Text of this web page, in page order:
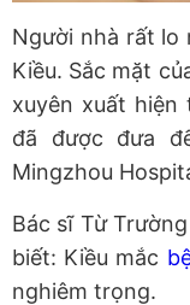
Người nhà rất lo
Kiều. Sắc mặt
xuyên xuất
đã được đưa
Mingzhou
Bác sĩ Từ
biết: Kiều mắc
nghiêm trọng.